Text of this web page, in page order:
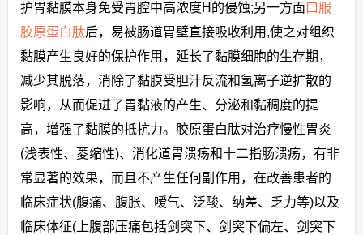
护胃黏膜本身免受胃腔中高浓度H的侵蚀;另一方面 口服
胶原蛋白肽后，易被肠道胃壁直接吸收利用,使之对组织
黏膜产生良好的保护作用，延长了黏膜细胞的生存期，
减少其脱落，消除了黏膜受胆汁反流和氢离子逆扩散的
影响，从而促进了胃黏液的产生、分泌和黏稠度的提
高，增强了黏膜的抵抗力。胶原蛋白肽对治疗慢性胃炎
(浅表性、菱缩性)、消化道胃溃疡和十二指肠溃疡，有非
常显著的效果，而且不产生任何副作用，在改善患者的
临床症状(腹痛、腹胀、嗳气、泛酸、纳差、乏力等)以及
临床体征(上腹部压痛包括剑突下、剑突下偏左、剑突下